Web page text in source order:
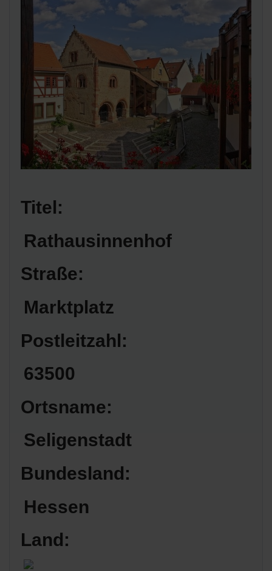
Titel:
Rathausinnenhof
Straße:
Marktplatz
Postleitzahl:
63500
Ortsname:
Seligenstadt
Bundesland:
Hessen
Land: